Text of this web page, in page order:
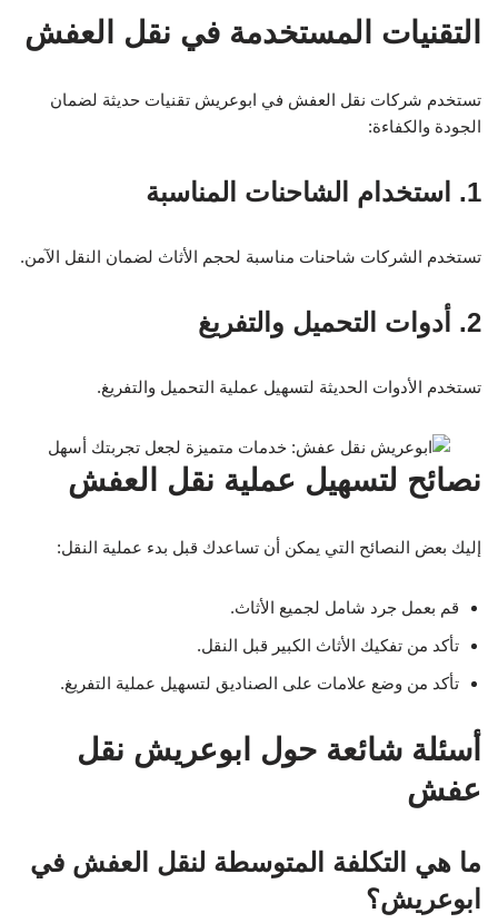
التقنيات المستخدمة في نقل العفش
تستخدم شركات نقل العفش في ابوعريش تقنيات حديثة لضمان
الجودة والكفاءة:
1. استخدام الشاحنات المناسبة
تستخدم الشركات شاحنات مناسبة لحجم الأثاث لضمان النقل الآمن.
2. أدوات التحميل والتفريغ
تستخدم الأدوات الحديثة لتسهيل عملية التحميل والتفريغ.
نصائح لتسهيل عملية نقل العفش
إليك بعض النصائح التي يمكن أن تساعدك قبل بدء عملية النقل:
قم بعمل جرد شامل لجميع الأثاث.
تأكد من تفكيك الأثاث الكبير قبل النقل.
تأكد من وضع علامات على الصناديق لتسهيل عملية التفريغ.
أسئلة شائعة حول ابوعريش نقل
عفش
ما هي التكلفة المتوسطة لنقل العفش في
ابوعريش؟